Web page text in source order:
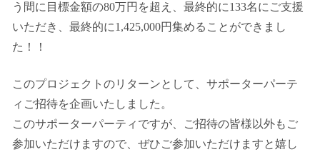
う間に目標金額の80万円を超え、最終的に133名にご支援
いただき、最終的に1,425,000円集めることができまし
た！！
このプロジェクトのリターンとして、サポーターパーテ
ィご招待を企画いたしました。
このサポーターパーティですが、ご招待の皆様以外もご
参加いただけますので、ぜひご参加いただけますと嬉し